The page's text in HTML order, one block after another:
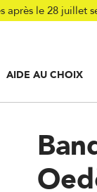
après le 28
AIDE AU CHOIX